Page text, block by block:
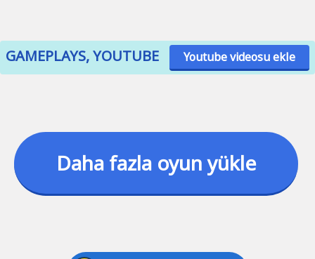
GAMEPLAYS, YOUTUBE Youtube videosu ekle
Daha fazla oyun yükle